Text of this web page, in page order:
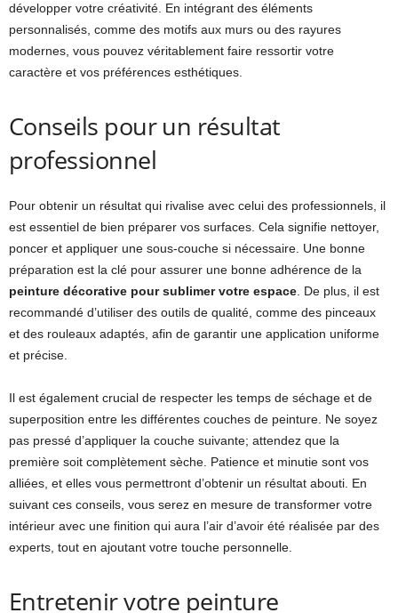
développer votre créativité. En intégrant des éléments
personnalisés, comme des motifs aux murs ou des rayures
modernes, vous pouvez véritablement faire ressortir votre
caractère et vos préférences esthétiques.
Conseils pour un résultat
professionnel
Pour obtenir un résultat qui rivalise avec celui des professionnels, il
est essentiel de bien préparer vos surfaces. Cela signifie nettoyer,
poncer et appliquer une sous-couche si nécessaire. Une bonne
préparation est la clé pour assurer une bonne adhérence de la
peinture décorative pour sublimer votre espace . De plus, il est
recommandé d’utiliser des outils de qualité, comme des pinceaux
et des rouleaux adaptés, afin de garantir une application uniforme
et précise.
Il est également crucial de respecter les temps de séchage et de
superposition entre les différentes couches de peinture. Ne soyez
pas pressé d’appliquer la couche suivante; attendez que la
première soit complètement sèche. Patience et minutie sont vos
alliées, et elles vous permettront d’obtenir un résultat abouti. En
suivant ces conseils, vous serez en mesure de transformer votre
intérieur avec une finition qui aura l’air d’avoir été réalisée par des
experts, tout en ajoutant votre touche personnelle.
Entretenir votre peinture